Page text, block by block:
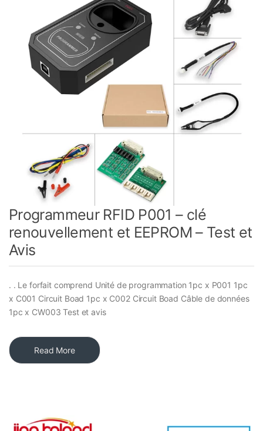
Programmeur RFID P001 – clé
renouvellement et EEPROM – Test et
Avis
. . Le forfait comprend Unité de programmation 1pc x P001 1pc
x C001 Circuit Boad 1pc x C002 Circuit Boad Câble de données
1pc x CW003 Test et avis
Read More